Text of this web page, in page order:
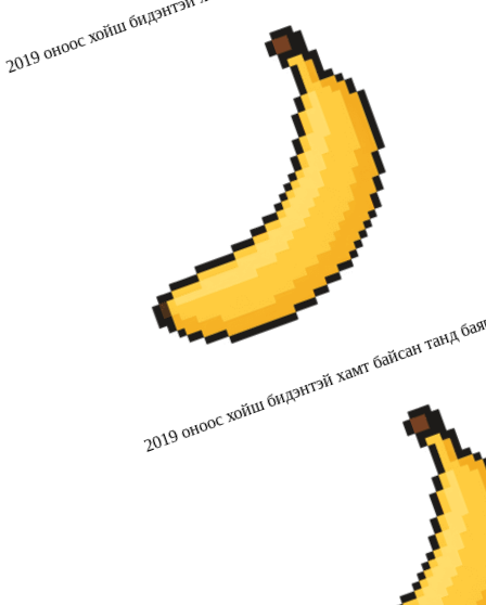
2019 оноос хойш бидэнтэй хамт байсан